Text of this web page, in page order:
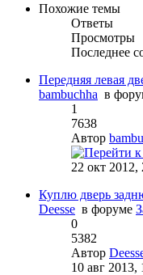
Похожие темы
Ответы
Просмотры
Последнее
Передняя левая
bambuchha в
1
7638
Автор
22 окт 2012,
Куплю дверь
Deesse в форуме
0
5382
Автор
10 авг 2013,